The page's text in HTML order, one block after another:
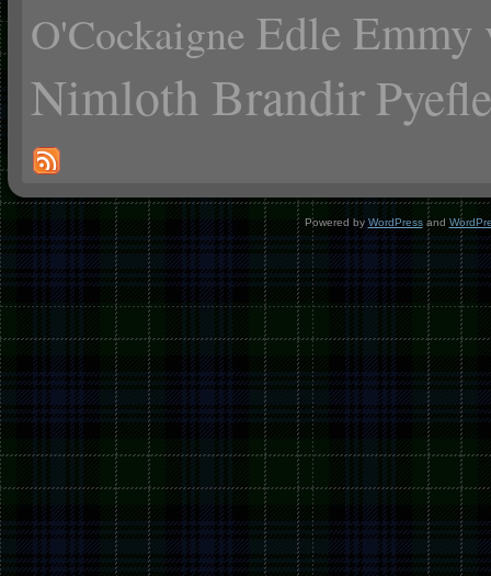
O'Cockaigne Edle Emmy
Nimloth Brandir
Powered by WordPressand